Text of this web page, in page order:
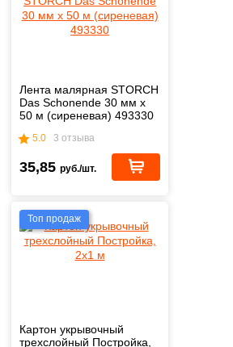
Лента малярная STORCH
Das Schonende 30 мм х
50 м (сиреневая) 493330
5.0 3 отзыва
35,85 руб./шт.
Топ продаж
Картон укрывочный
трехслойный Постройка,